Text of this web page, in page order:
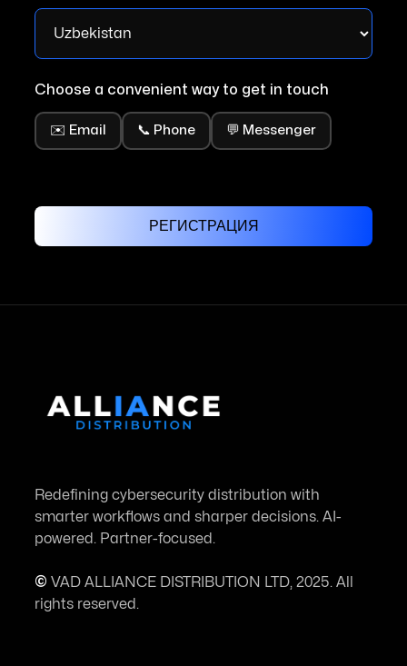
Choose a convenient way to get in touch
✉️ Email 📞 Phone 💬 Messenger
Redefining cybersecurity distribution with
smarter workflows and sharper decisions. AI-
powered. Partner-focused.
© VAD ALLIANCE DISTRIBUTION LTD, 2025. All
rights reserved.